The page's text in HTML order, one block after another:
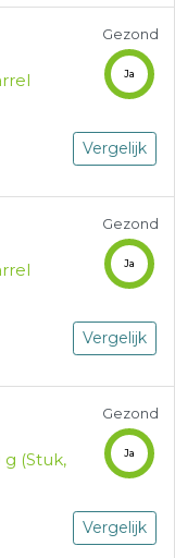
Gezond
Ja
Vergelijk
Gezond
Ja
Vergelijk
g (Stuk,
Gezond
Ja
Vergelijk